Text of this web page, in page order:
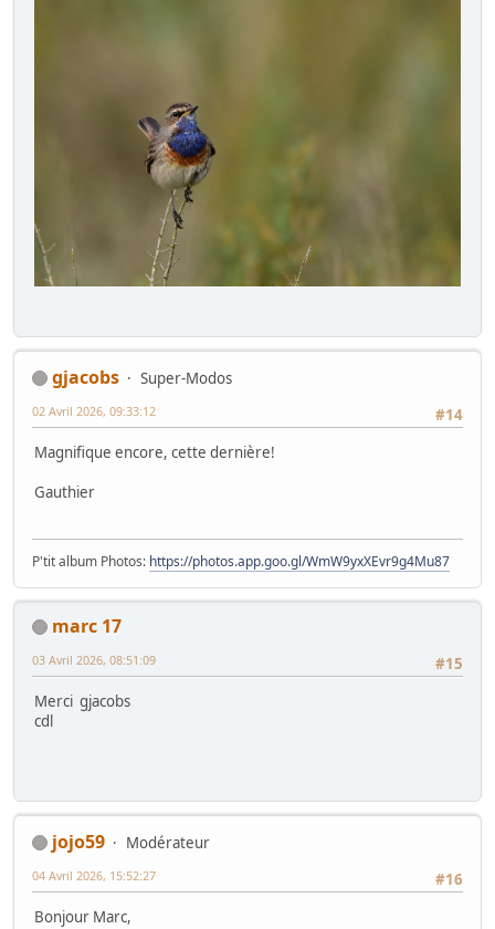
gjacobs
Super-Modos
#14
02 Avril 2026, 09:33:12
Magnifique encore, cette dernière!
Gauthier
P'tit album Photos: https://photos.app.goo.gl/WmW9yxXEvr9g4Mu87
marc 17
#15
03 Avril 2026, 08:51:09
Merci gjacobs
cdl
jojo59
Modérateur
#16
04 Avril 2026, 15:52:27
Bonjour Marc,